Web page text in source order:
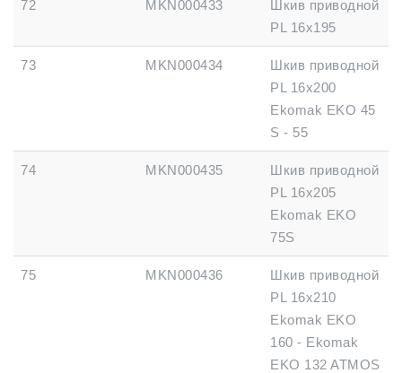
72 MKN000433
Шкив приводной
PL 16x195
73 MKN000434
Шкив приводной
PL 16x200
Ekomak EKO 45
S - 55
74 MKN000435
Шкив приводной
PL 16x205
Ekomak EKO
75S
75 MKN000436
Шкив приводной
PL 16x210
Ekomak EKO
160 - Ekomak
EKO 132 ATMOS